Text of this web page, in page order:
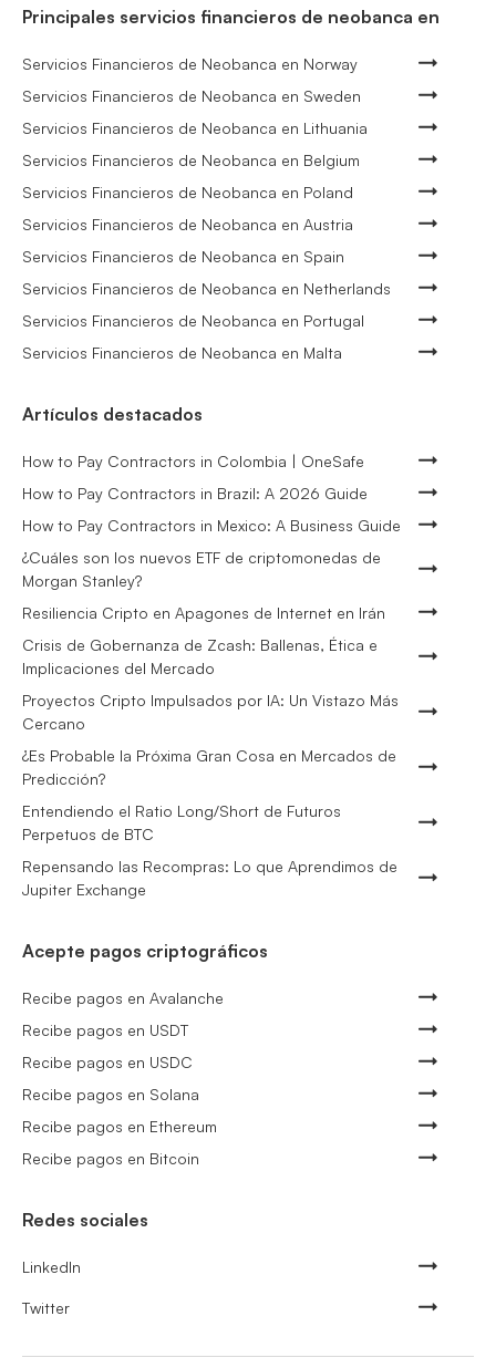
Principales servicios financieros de neobanca en
Servicios Financieros de Neobanca en Norway
Servicios Financieros de Neobanca en Sweden
Servicios Financieros de Neobanca en Lithuania
Servicios Financieros de Neobanca en Belgium
Servicios Financieros de Neobanca en Poland
Servicios Financieros de Neobanca en Austria
Servicios Financieros de Neobanca en Spain
Servicios Financieros de Neobanca en Netherlands
Servicios Financieros de Neobanca en Portugal
Servicios Financieros de Neobanca en Malta
Artículos destacados
How to Pay Contractors in Colombia | OneSafe
How to Pay Contractors in Brazil: A 2026 Guide
How to Pay Contractors in Mexico: A Business Guide
¿Cuáles son los nuevos ETF de criptomonedas de
Morgan Stanley?
Resiliencia Cripto en Apagones de Internet en Irán
Crisis de Gobernanza de Zcash: Ballenas, Ética e
Implicaciones del Mercado
Proyectos Cripto Impulsados por IA: Un Vistazo Más
Cercano
¿Es Probable la Próxima Gran Cosa en Mercados de
Predicción?
Entendiendo el Ratio Long/Short de Futuros
Perpetuos de BTC
Repensando las Recompras: Lo que Aprendimos de
Jupiter Exchange
Acepte pagos criptográficos
Recibe pagos en Avalanche
Recibe pagos en USDT
Recibe pagos en USDC
Recibe pagos en Solana
Recibe pagos en Ethereum
Recibe pagos en Bitcoin
Redes sociales
LinkedIn
Twitter